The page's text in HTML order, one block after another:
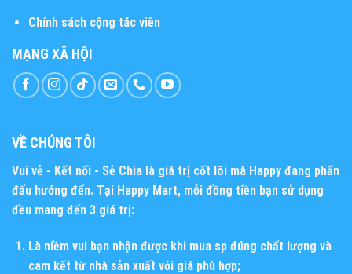
Chính sách cộng tác viên
MẠNG XÃ HỘI
VỀ CHÚNG TÔI
Vui vẻ - Kết nối - Sẻ Chia là giá trị cốt lõi mà Happy đang phấn
đấu hướng đến. Tại Happy Mart, mỗi đồng tiền bạn sử dụng
đều mang đến 3 giá trị:
Là niềm vui bạn nhận được khi mua sp đúng chất lượng và
cam kết từ nhà sản xuất với giá phù hợp;